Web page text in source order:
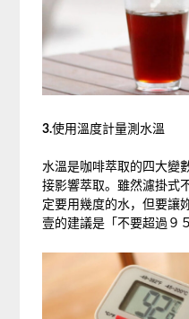
3.使用溫度計量測水溫
水溫是咖啡萃取的四大變
接影響萃取。雖然濾掛式
定要用幾度的水，但要讓
壹的建議是「不要超過９